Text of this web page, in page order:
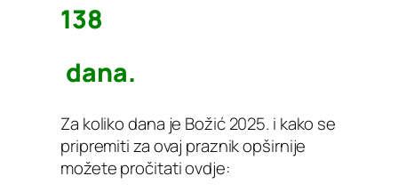
138
dana.
Za koliko dana je Božić 2025. i kako se
pripremiti za ovaj praznik opširnije
možete pročitati ovdje: